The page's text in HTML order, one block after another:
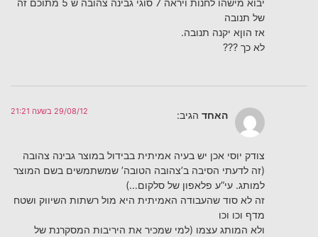
של תנובה
אז הוןא יקנה תנובה.
לא כך ???
האחד הגיב: 29/08/12 בשעה 21:21
צודק יוסי אכן יש בעיה אמיתית בבידול במוצר גבינה צהובה
(זה לדעתי הסיבה ב’צהובה הטובה’ שמשתמשים בשם המוצר
למותג. עי”ע פלאפון של סלקום…)
זה לא סוד שהעבודה האמיתית היא מול רשתות השיווק ושטח
מדף וכו וכו
ולא המותג עצמו (למי שמכיר את היריבות המסקרנת של